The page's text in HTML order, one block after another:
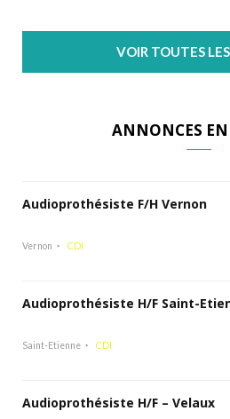
VOIR TOUTES
ANNONCES
Audioprothésiste F/H Vernon
Vernon CDI
Audioprothésiste H/F Saint-
Saint-Etienne CDI
Audioprothésiste H/F – Velaux